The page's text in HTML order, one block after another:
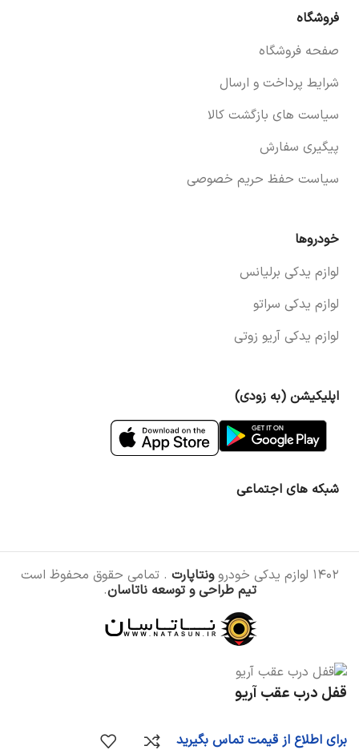
فروشگاه
صفحه فروشگاه
شرایط پرداخت و ارسال
سیاست های بازگشت کالا
پیگیری سفارش
سیاست حفظ حریم خصوصی
خودروها
لوازم یدکی برلیانس
لوازم یدکی سراتو
لوازم یدکی آریو زوتی
اپلیکیشن (به زودی)
شبکه های اجتماعی
۱۴۰۲ لوازم یدکی خودرو ونتاپارت . تمامی حقوق محفوظ است
تیم طراحی و توسعه ناتاسان.
قفل درب عقب آریو
برای اطلاع از قیمت تماس بگیرید